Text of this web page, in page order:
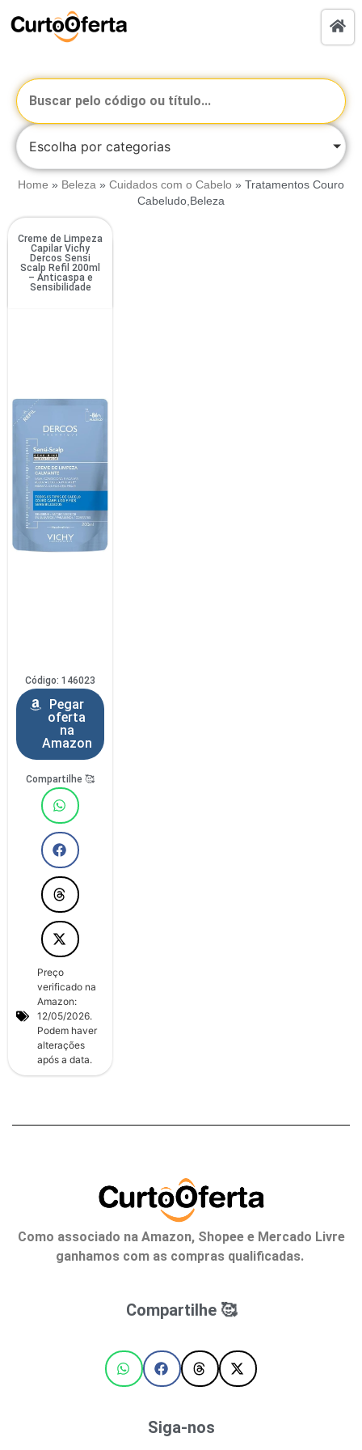
Escolha por categorias
Home » Beleza » Cuidados com o Cabelo » Tratamentos Couro
Cabeludo,Beleza
Creme de Limpeza
Capilar Vichy
Dercos Sensi
Scalp Refil 200ml
– Anticaspa e
Sensibilidade
Código: 146023
Pegar
oferta
na
Amazon
Compartilhe 🥰
Preço
verificado na
Amazon:
12/05/2026.
Podem haver
alterações
após a data.
Como associado na Amazon, Shopee e Mercado Livre
ganhamos com as compras qualificadas.
Compartilhe 🥰
Siga-nos